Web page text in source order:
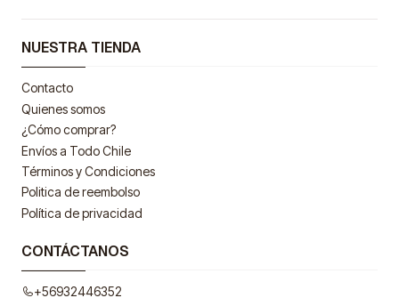
NUESTRA TIENDA
Contacto
Quienes somos
¿Cómo comprar?
Envíos a Todo Chile
Términos y Condiciones
Politica de reembolso
Política de privacidad
CONTÁCTANOS
+56932446352